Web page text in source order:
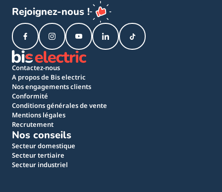
Rejoignez-nous !
Contactez-nous
A propos de Bis electric
Nos engagements clients
Conformité
Conditions générales de vente
Mentions légales
Recrutement
Nos conseils
Secteur domestique
Secteur tertiaire
Secteur industriel